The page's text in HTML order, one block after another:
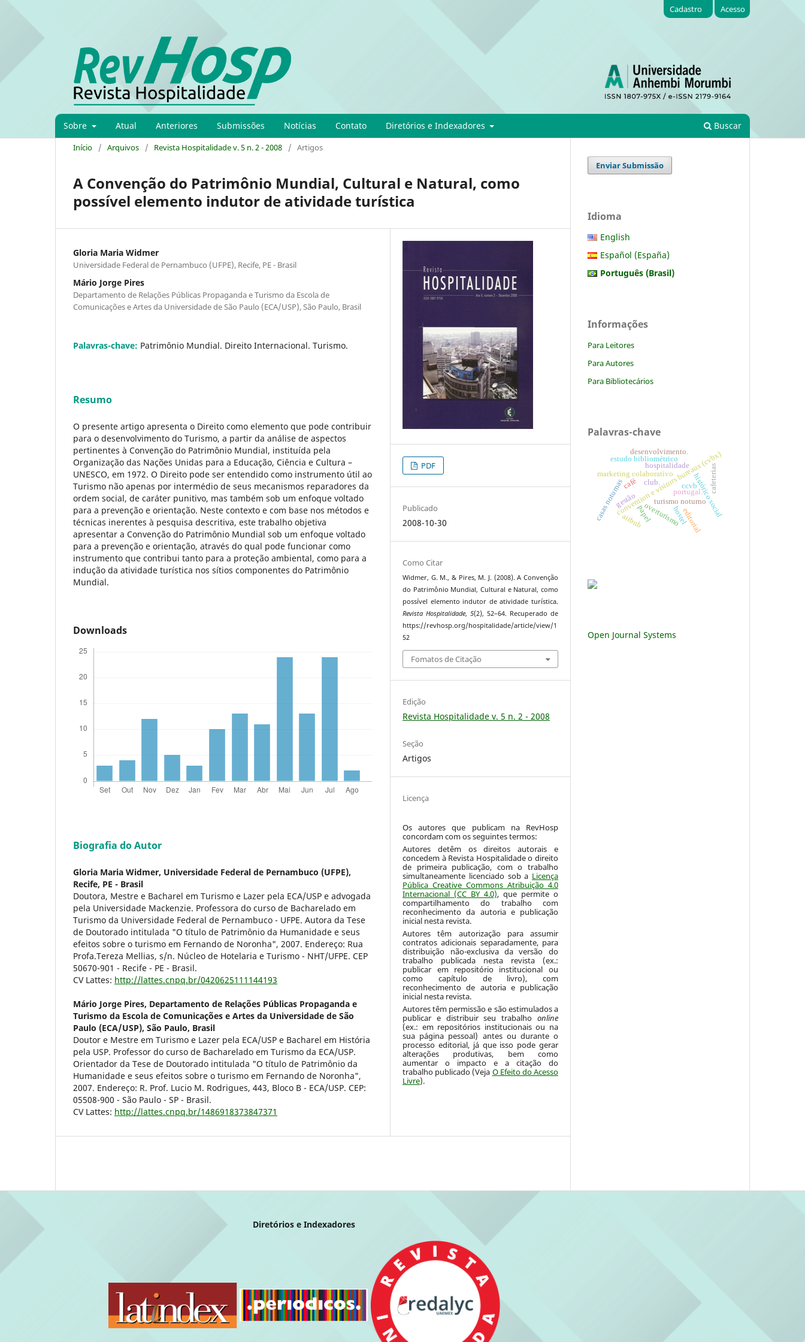
Sobre Atual Anteriores Submissões Notícias Contato Diretórios e Indexadores Buscar
Cadastro Acesso
Início / Arquivos / Revista Hospitalidade v. 5 n. 2 - 2008 / Artigos
A Convenção do Patrimônio Mundial, Cultural e Natural, como
possível elemento indutor de atividade turística
Gloria Maria Widmer
Universidade Federal de Pernambuco (UFPE), Recife, PE - Brasil
Mário Jorge Pires
Departamento de Relações Públicas Propaganda e Turismo da Escola de
Comunicações e Artes da Universidade de São Paulo (ECA/USP), São Paulo, Brasil
Palavras-chave: Patrimônio Mundial. Direito Internacional. Turismo.
Resumo
O presente artigo apresenta o Direito como elemento que pode contribuir
para o desenvolvimento do Turismo, a partir da análise de aspectos
pertinentes à Convenção do Patrimônio Mundial, instituída pela
Organização das Nações Unidas para a Educação, Ciência e Cultura –
UNESCO, em 1972. O Direito pode ser entendido como instrumento útil ao
Turismo não apenas por intermédio de seus mecanismos reparadores da
ordem social, de caráter punitivo, mas também sob um enfoque voltado
para a prevenção e orientação. Neste contexto e com base nos métodos e
técnicas inerentes à pesquisa descritiva, este trabalho objetiva
apresentar a Convenção do Patrimônio Mundial sob um enfoque voltado
para a prevenção e orientação, através do qual pode funcionar como
instrumento que contribui tanto para a proteção ambiental, como para a
indução da atividade turística nos sítios componentes do Patrimônio
Mundial.
Downloads
Biografia do Autor
Gloria Maria Widmer, Universidade Federal de Pernambuco (UFPE),
Recife, PE - Brasil
Doutora, Mestre e Bacharel em Turismo e Lazer pela ECA/USP e advogada
pela Universidade Mackenzie. Professora do curso de Bacharelado em
Turismo da Universidade Federal de Pernambuco - UFPE. Autora da Tese
de Doutorado intitulada "O título de Patrimônio da Humanidade e seus
efeitos sobre o turismo em Fernando de Noronha", 2007. Endereço: Rua
Profa.Tereza Mellias, s/n. Núcleo de Hotelaria e Turismo - NHT/UFPE. CEP
50670-901 - Recife - PE - Brasil.
CV Lattes: http://lattes.cnpq.br/0420625111144193
Mário Jorge Pires, Departamento de Relações Públicas Propaganda e
Turismo da Escola de Comunicações e Artes da Universidade de São
Paulo (ECA/USP), São Paulo, Brasil
Doutor e Mestre em Turismo e Lazer pela ECA/USP e Bacharel em História
pela USP. Professor do curso de Bacharelado em Turismo da ECA/USP.
Orientador da Tese de Doutorado intitulada "O título de Patrimônio da
Humanidade e seus efeitos sobre o turismo em Fernando de Noronha",
2007. Endereço: R. Prof. Lucio M. Rodrigues, 443, Bloco B - ECA/USP. CEP:
05508-900 - São Paulo - SP - Brasil.
CV Lattes: http://lattes.cnpq.br/1486918373847371
PDF
Publicado
2008-10-30
Como Citar
Widmer, G. M., & Pires, M. J. (2008). A Convenção
do Patrimônio Mundial, Cultural e Natural, como
possível elemento indutor de atividade turística.
Revista Hospitalidade,5(2), 52–64. Recuperado de
https://revhosp.org/hospitalidade/article/view/1
52
Fomatos de Citação
Edição
Revista Hospitalidade v. 5 n. 2 - 2008
Seção
Artigos
Licença
Os autores que publicam na RevHosp
concordam com os seguintes termos:
Autores detêm os direitos autorais e
concedem à Revista Hospitalidade o direito
de primeira publicação, com o trabalho
simultaneamente licenciado sob a Licença
Pública Creative Commons Atribuição 4.0
Internacional (CC BY 4.0), que permite o
compartilhamento do trabalho com
reconhecimento da autoria e publicação
inicial nesta revista.
Autores têm autorização para assumir
contratos adicionais separadamente, para
distribuição não-exclusiva da versão do
trabalho publicada nesta revista (ex.:
publicar em repositório institucional ou
como capítulo de livro), com
reconhecimento de autoria e publicação
inicial nesta revista.
Autores têm permissão e são estimulados a
publicar e distribuir seu trabalho online
(ex.: em repositórios institucionais ou na
sua página pessoal) antes ou durante o
processo editorial, já que isso pode gerar
alterações produtivas, bem como
aumentar o impacto e a citação do
trabalho publicado (Veja O Efeito do Acesso
Livre).
Enviar Submissão
Idioma
English
Español (España)
Português (Brasil)
Informações
Para Leitores
Para Autores
Para Bibliotecários
Palavras-chave
hospitalidade
convention e visitors bureaux (cvbx)
marketing colaborativo
ccvb
gestão histórico social
turismo noturno
casas noturnas club.
café cafeterias
estudo bibliométrico
hostel
portugal.
overturismo
desenvolvimento.
papel editorial
airbnb
Open Journal Systems
Diretórios e Indexadores